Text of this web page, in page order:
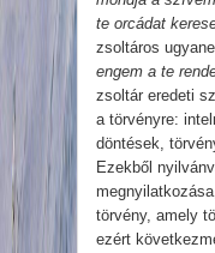
te orcádat
zsoltáros
engem a te
zsoltár eredeti
a törvényre:
döntések,
Ezekből
törvény, amely
ezért